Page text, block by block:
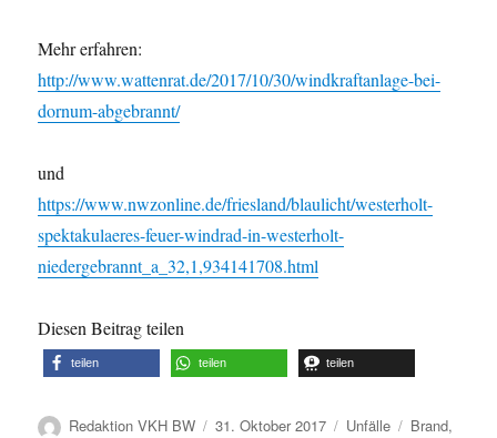
Mehr erfahren:
http://www.wattenrat.de/2017/10/30/windkraftanlage-bei-
dornum-abgebrannt/
und
https://www.nwzonline.de/friesland/blaulicht/westerholt-
spektakulaeres-feuer-windrad-in-westerholt-
niedergebrannt_a_32,1,934141708.html
Diesen Beitrag teilen
teilen teilen teilen
Autor
Redaktion VKH BW
Veröffentlicht
31. Oktober 2017 Kategorien
Unfälle Schlagwörter
Brand,